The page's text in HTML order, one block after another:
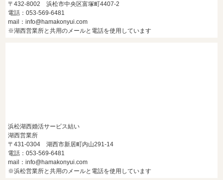
〒432-8002 浜松市中央区富塚町4407-2
電話：053-569-6481
mail：info@hamakonyui.com
※湖西営業所と共用のメールと電話を使用しています
浜松湖西婚活サービス結い
湖西営業所
〒431-0304 湖西市新居町内山291-14
電話：053-569-6481
mail：info@hamakonyui.com
※浜松営業所と共用のメールと電話を使用しています